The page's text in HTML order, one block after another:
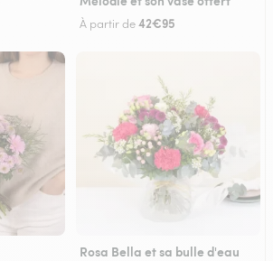
À partir de42€95
Rosa Bella et sa bulle d'eau